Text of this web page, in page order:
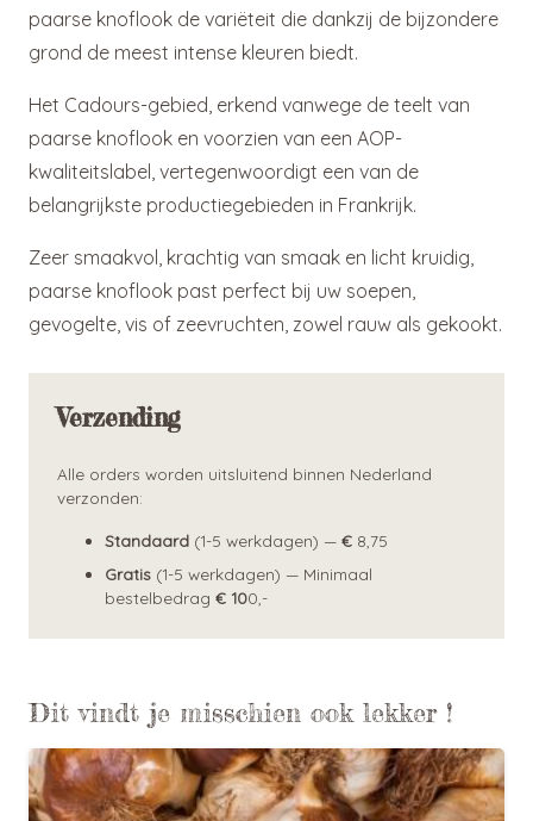
3
Bollen
paarse knoflook de variëteit die dankzij de bijzondere
grond de meest intense kleuren biedt.
Het Cadours-gebied, erkend vanwege de teelt van
paarse knoflook en voorzien van een AOP-
kwaliteitslabel, vertegenwoordigt een van de
belangrijkste productiegebieden in Frankrijk.
Zeer smaakvol, krachtig van smaak en licht kruidig,
paarse knoflook past perfect bij uw soepen,
gevogelte, vis of zeevruchten, zowel rauw als gekookt.
Verzending
Alle orders worden uitsluitend binnen Nederland
verzonden:
Standaard (1-5 werkdagen) — € 8,75
Gratis (1-5 werkdagen) — Minimaal
bestelbedrag € 100,-
Dit vindt je misschien ook lekker !